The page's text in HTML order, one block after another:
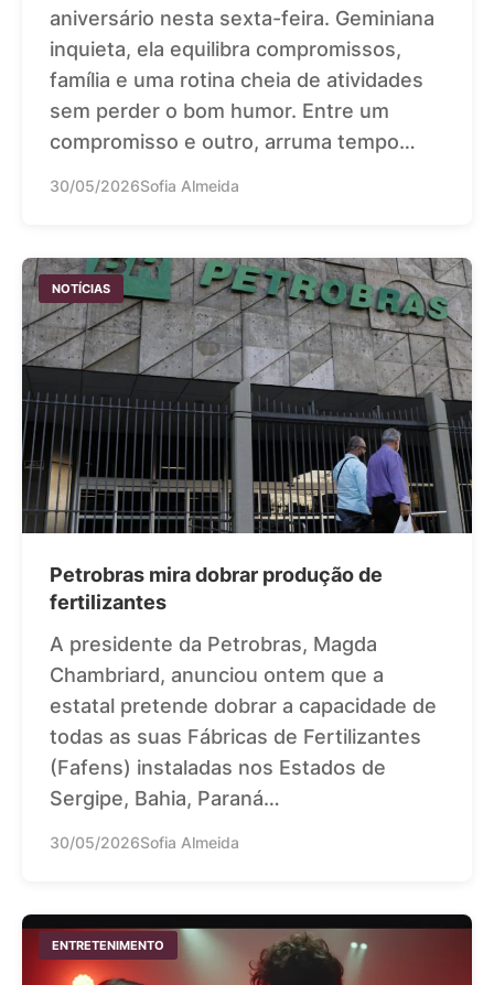
aniversário nesta sexta-feira. Geminiana
inquieta, ela equilibra compromissos,
família e uma rotina cheia de atividades
sem perder o bom humor. Entre um
compromisso e outro, arruma tempo…
30/05/2026Sofia Almeida
NOTÍCIAS
Petrobras mira dobrar produção de
fertilizantes
A presidente da Petrobras, Magda
Chambriard, anunciou ontem que a
estatal pretende dobrar a capacidade de
todas as suas Fábricas de Fertilizantes
(Fafens) instaladas nos Estados de
Sergipe, Bahia, Paraná…
30/05/2026Sofia Almeida
ENTRETENIMENTO